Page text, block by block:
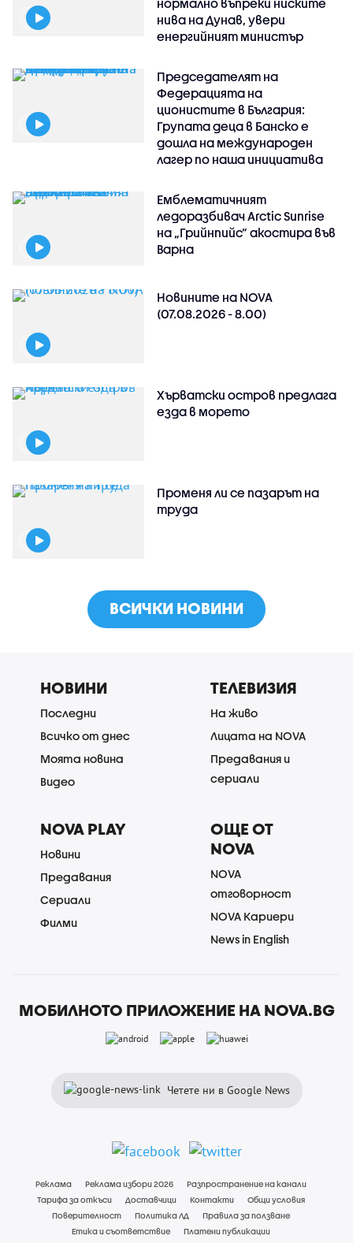
нормално въпреки ниските
нива на Дунав, увери
енергийният министър
Председателят на
Федерацията на
ционистите в България:
Групата деца в Банско е
дошла на международен
лагер по наша инициатива
Емблематичният
ледоразбивач Arctic Sunrise
на „Грийнпийс” акостира във
Варна
Новините на NOVA
(07.08.2026 - 8.00)
Хърватски остров предлага
езда в морето
Променя ли се пазарът на
труда
ВСИЧКИ НОВИНИ
НОВИНИ
Последни
Всичко от днес
Моята новина
Видео
ТЕЛЕВИЗИЯ
На живо
Лицата на NOVA
Предавания и
сериали
NOVA PLAY
Новини
Предавания
Сериали
Филми
ОЩЕ ОТ
NOVA
NOVA
отговорност
NOVA Кариери
News in English
МОБИЛНОТО ПРИЛОЖЕНИЕ НА NOVA.BG
Четете ни в Google News
Реклама Реклама избори 2026
Разпространение на канали
Тарифа за откъси
Доставчици Контакти
Общи условия
Поверителност
Политика ЛД
Правила за ползване
Етика и съответствие
Платени публикации